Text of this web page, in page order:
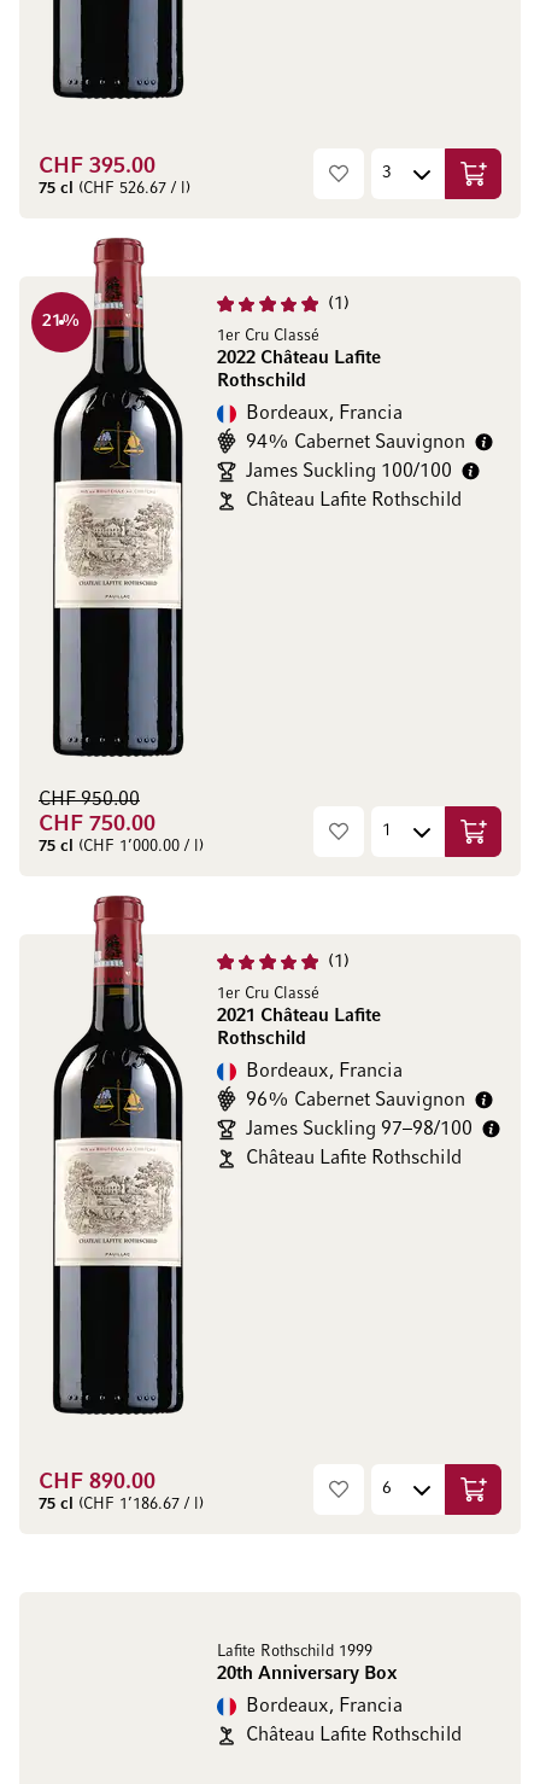
CHF 395.00
75 cl (CHF 526.67 / l)
1
1er Cru Classé
2022 Château Lafite
Rothschild
21%
Bordeaux, Francia
94% Cabernet Sauvignon
James Suckling 100/100
Château Lafite Rothschild
CHF 750.00
CHF 950.00
75 cl (CHF 1’000.00 / l)
1
1er Cru Classé
2021 Château Lafite
Rothschild
Bordeaux, Francia
96% Cabernet Sauvignon
James Suckling 97–98/100
Château Lafite Rothschild
CHF 890.00
75 cl (CHF 1’186.67 / l)
Lafite Rothschild 1999
20th Anniversary Box
Bordeaux, Francia
Château Lafite Rothschild